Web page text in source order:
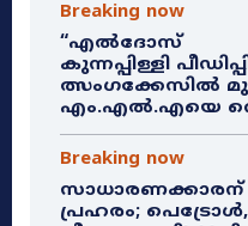
Breaking now
“എൽദോസ്
കുന്നപ്പിള്ളി
ത്സംഗക്കേസിൽ
എം.എൽ.എയെ
Breaking now
സാധാരണക്കാരന്
പ്രഹരം;